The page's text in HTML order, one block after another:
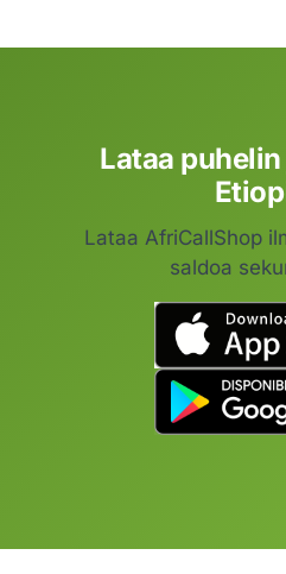
Lataa
Lataa AfriCallShop
saldoa